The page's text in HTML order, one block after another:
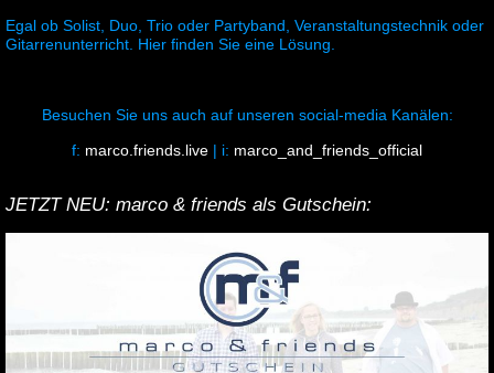
Egal ob Solist, Duo, Trio oder Partyband, Veranstaltungstechnik oder
Gitarrenunterricht. Hier finden Sie eine Lösung.
Besuchen Sie uns auch auf unseren social-media Kanälen:
f: marco.friends.live | i: marco_and_friends_official
JETZT NEU: marco & friends als Gutschein: